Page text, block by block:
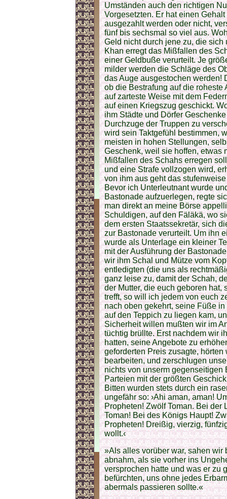
Umständen auch den richtigen
Vorgesetzten. Er hat einen
ausgezahlt werden oder nicht,
fünf bis sechsmal so viel aus.
Geld nicht durch jene zu, die
Khan erregt das Mißfallen des
einer Geldbuße verurteilt. Je
milder werden die Schläge des
das Auge ausgestochen werden!
ob die Bestrafung auf die roheste
auf zarteste Weise mit dem
auf einen Kriegszug geschickt.
ihm Städte und Dörfer
Durchzuge der Truppen zu
wird sein Taktgefühl bestimmen,
meisten in hohen Stellungen,
Geschenk, weil sie hoffen, etwas
Mißfallen des Schahs erregen
und eine Strafe vollzogen wird,
von ihm aus geht das
Bevor ich Unterleutnant wurde
Bastonade aufzuerlegen, regte
man direkt an meine Börse
Schuldigen, auf den Fäläkä, wo
dem ersten Staatssekretär, sich
zur Bastonade verurteilt. Um ihn
wurde als Unterlage ein kleiner
mit der Ausführung der
wir ihm Schal und Mütze vom
entledigten (die uns als
ganz leise zu, damit der Schah,
der Mutter, die euch geboren hat,
trefft, so will ich jedem von euch
nach oben gekehrt, seine Füße
auf den Teppich zu liegen kam,
Sicherheit willen mußten wir im
tüchtig brüllte. Erst nachdem wir
hatten, seine Angebote zu
geforderten Preis zusagte,
bearbeiten, und zerschlugen
nichts von unserm gegenseitigen
Parteien mit der größten
Bitten wurden stets durch ein
ungefähr so: ›Ahi aman, aman!
Propheten! Zwölf Toman. Bei der
Toman! Bei des Königs Haupt!
Propheten! Dreißig, vierzig,
wollt.‹
»Als alles vorüber war, sahen
abnahm, als sie vorher ins
versprochen hatte und was er zu
befürchten, uns ohne jedes
abermals passieren sollte.«